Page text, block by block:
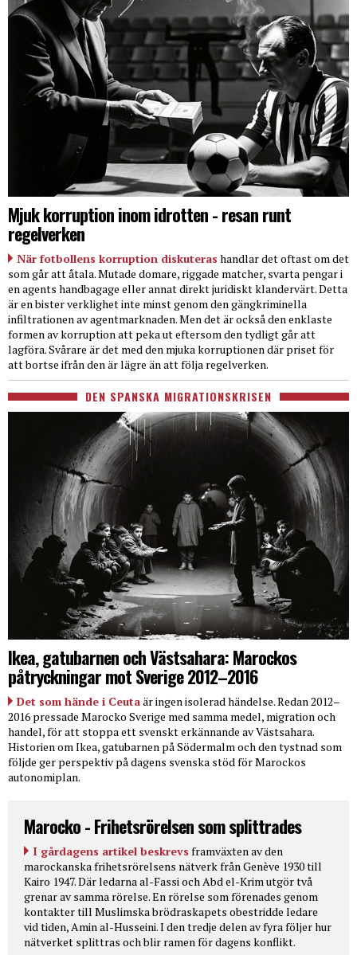
Mjuk korruption inom idrotten - resan runt
regelverken
När fotbollens korruption diskuteras handlar det oftast om det
som går att åtala. Mutade domare, riggade matcher, svarta pengar i
en agents handbagage eller annat direkt juridiskt klandervärt. Detta
är en bister verklighet inte minst genom den gängkriminella
infiltrationen av agentmarknaden. Men det är också den enklaste
formen av korruption att peka ut eftersom den tydligt går att
lagföra. Svårare är det med den mjuka korruptionen där priset för
att bortse ifrån den är lägre än att följa regelverken.
DEN SPANSKA MIGRATIONSKRISEN
Ikea, gatubarnen och Västsahara: Marockos
påtryckningar mot Sverige 2012–2016
Det som hände i Ceutaär ingen isolerad händelse. Redan 2012–
2016 pressade Marocko Sverige med samma medel, migration och
handel, för att stoppa ett svenskt erkännande av Västsahara.
Historien om Ikea, gatubarnen på Södermalm och den tystnad som
följde ger perspektiv på dagens svenska stöd för Marockos
autonomiplan.
Marocko - Frihetsrörelsen som splittrades
I gårdagens artikel beskrevs framväxten av den
marockanska frihetsrörelsens nätverk från Genève 1930 till
Kairo 1947. Där ledarna al-Fassi och Abd el-Krim utgör två
grenar av samma rörelse. En rörelse som förenades genom
kontakter till Muslimska brödraskapets obestridde ledare
vid tiden, Amin al-Husseini. I den tredje delen av fyra följer hur
nätverket splittras och blir ramen för dagens konflikt.